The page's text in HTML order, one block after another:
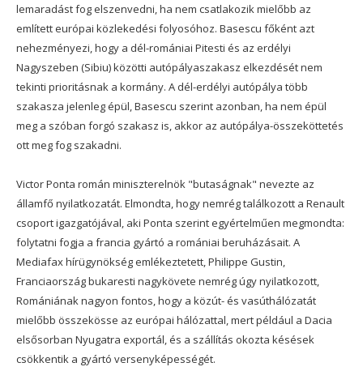
lemaradást fog elszenvedni, ha nem csatlakozik mielőbb az
említett európai közlekedési folyosóhoz. Basescu főként azt
nehezményezi, hogy a dél-romániai Pitesti és az erdélyi
Nagyszeben (Sibiu) közötti autópályaszakasz elkezdését nem
tekinti prioritásnak a kormány. A dél-erdélyi autópálya több
szakasza jelenleg épül, Basescu szerint azonban, ha nem épül
meg a szóban forgó szakasz is, akkor az autópálya-összeköttetés
ott meg fog szakadni.
Victor Ponta román miniszterelnök "butaságnak" nevezte az
államfő nyilatkozatát. Elmondta, hogy nemrég találkozott a Renault
csoport igazgatójával, aki Ponta szerint egyértelműen megmondta:
folytatni fogja a francia gyártó a romániai beruházásait. A
Mediafax hírügynökség emlékeztetett, Philippe Gustin,
Franciaország bukaresti nagykövete nemrég úgy nyilatkozott,
Romániának nagyon fontos, hogy a közút- és vasúthálózatát
mielőbb összekösse az európai hálózattal, mert például a Dacia
elsősorban Nyugatra exportál, és a szállítás okozta késések
csökkentik a gyártó versenyképességét.